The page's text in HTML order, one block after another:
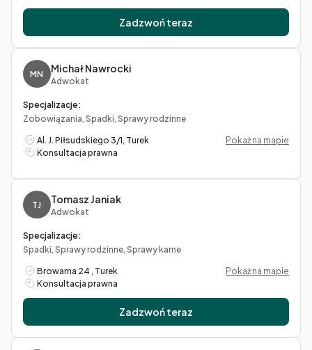
Zadzwoń teraz
MN Michał Nawrocki
Adwokat
Specjalizacje:
Zobowiązania, Spadki, Sprawy rodzinne
Al. J. Piłsudskiego 3/1, Turek
Pokaż na mapie
Konsultacja prawna
TJ Tomasz Janiak
Adwokat
Specjalizacje:
Spadki, Sprawy rodzinne, Sprawy karne
Browarna 24 , Turek
Pokaż na mapie
Konsultacja prawna
Zadzwoń teraz